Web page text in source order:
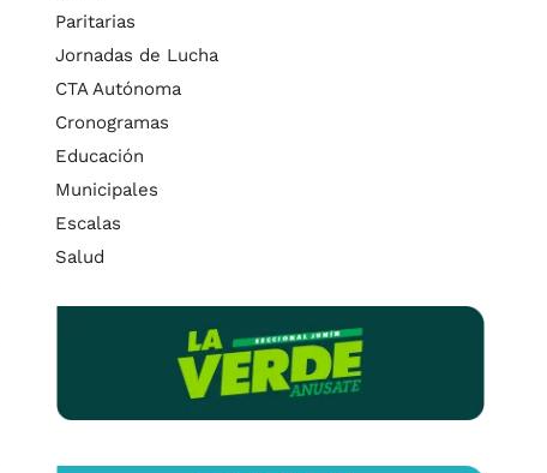
Paritarias
Jornadas de Lucha
CTA Autónoma
Cronogramas
Educación
Municipales
Escalas
Salud